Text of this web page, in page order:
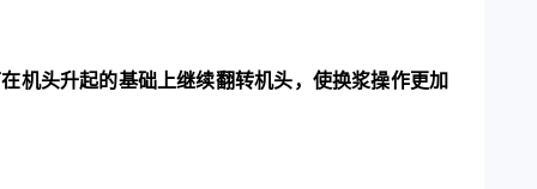
机头升起的基础上继续翻转机头，使换浆操作更加